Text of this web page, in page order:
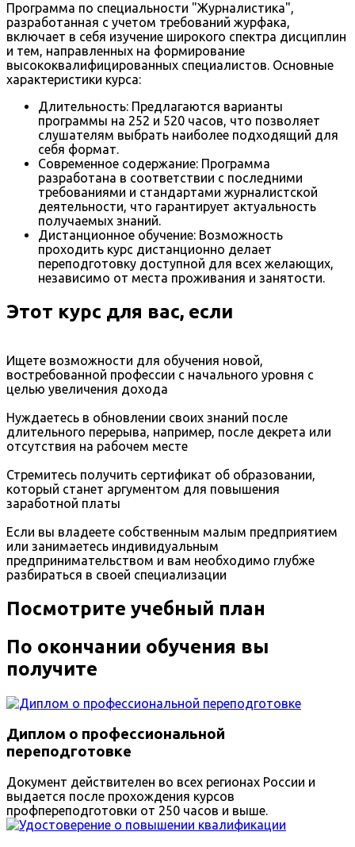
Программа по специальности "Журналистика",
разработанная с учетом требований журфака,
включает в себя изучение широкого спектра дисциплин
и тем, направленных на формирование
высококвалифицированных специалистов. Основные
характеристики курса:
Длительность: Предлагаются варианты
программы на 252 и 520 часов, что позволяет
слушателям выбрать наиболее подходящий для
себя формат.
Современное содержание: Программа
разработана в соответствии с последними
требованиями и стандартами журналистской
деятельности, что гарантирует актуальность
получаемых знаний.
Дистанционное обучение: Возможность
проходить курс дистанционно делает
переподготовку доступной для всех желающих,
независимо от места проживания и занятости.
Этот курс для вас, если
Ищете возможности для обучения новой,
востребованной профессии с начального уровня с
целью увеличения дохода
Нуждаетесь в обновлении своих знаний после
длительного перерыва, например, после декрета или
отсутствия на рабочем месте
Стремитесь получить сертификат об образовании,
который станет аргументом для повышения
заработной платы
Если вы владеете собственным малым предприятием
или занимаетесь индивидуальным
предпринимательством и вам необходимо глубже
разбираться в своей специализации
Посмотрите учебный план
По окончании обучения вы
получите
Диплом о профессиональной
переподготовке
Документ действителен во всех регионах России и
выдается после прохождения курсов
профпереподготовки от 250 часов и выше.